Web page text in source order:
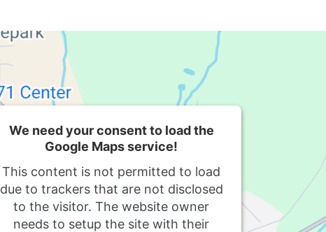
We need your consent to load the
Google Maps service!
This content is not permitted to load
due to trackers that are not disclosed
to the visitor. The website owner
needs to setup the site with their